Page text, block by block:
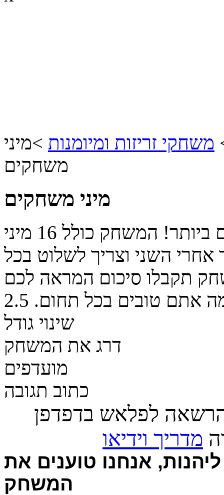
משחקי זריזות ומיומנות >מיני
משחקים
מיני משחקים
אתם חייבים להיות זריזים ומהירים ביותר! המשחק כולל 16 מיני
השני וצריך לשלוט בכל
תקבלו סיכום המראה לכם
אתם טובים בכל תחום. 2.5
שינוי גודל
דרג את המשחק
מועדפים
כתוב תגובה
לפלאש בדפדפן
מדריך וידיאו
אנחנו טוענים את
המשחק